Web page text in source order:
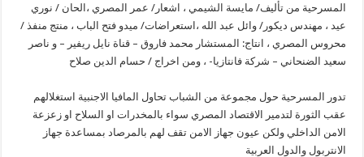
المسرحية من تأليف/ مايسة الشيمي ، اشعار/ عمر المصري ،الحان / نوري
عيد ، مهندس ديكور/ وائل عبد الله ،استعراضات/ ميدو فتح الباب ، منتج منفذ /
محروس المصري ، انتاج: المستشار محمد فاروق – قناة نايل ريفير – و ناصر
سعيد الضنحاني – شركة فانتازيا- ، ومن اخراج / حسام الدين صلاح
تدور المسرحية حول مجموعة من الشباب تحاول المافيا الاجنبية استغلالهم
عقب الثورة لتدمير الاقتصاد المصري سواء بالمخدرات او السلاح او زعزعة
الامن الداخلي ولكن عيون جهاز الامن تقف لهم بالمرصاد بمساعدة جهاز
الانتربول والدول العربية